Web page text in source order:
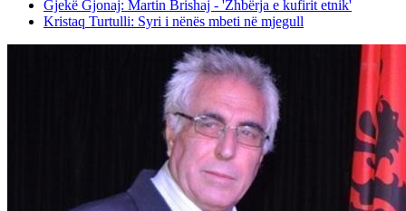
Gjekë Gjonaj: Martin Brishaj - 'Zhbërja e kufirit etnik'
Kristaq Turtulli: Syri i nënës mbeti në mjegull